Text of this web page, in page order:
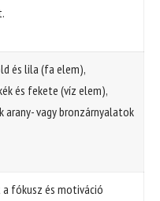
és lila (fa elem),
és fekete (víz elem),
arany- vagy bronzárnyalatok
a fókusz és motiváció